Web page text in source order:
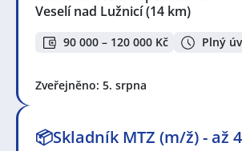
Veselí nad Lužnicí(14 km)
90 000 – 120 000 Kč Plný
Zveřejněno: 5. srpna
📦Skladník MTZ (m/ž) - až